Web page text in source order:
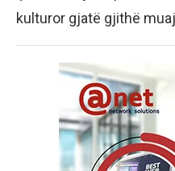
kulturor gjatë gjithë